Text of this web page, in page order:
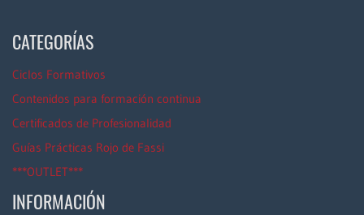
CATEGORÍAS
Ciclos Formativos
Contenidos para formación continua
Certificados de Profesionalidad
Guías Prácticas Rojo de Fassi
***OUTLET***
INFORMACIÓN